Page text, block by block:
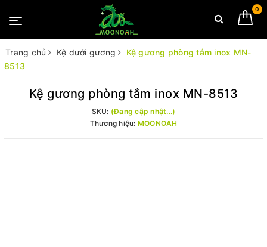
0
Trang chủ Kệ dưới gương
Kệ gương phòng tắm inox MN-
8513
Kệ gương phòng tắm inox MN-8513
SKU: (Đang cập nhật...)
Thương hiệu: MOONOAH